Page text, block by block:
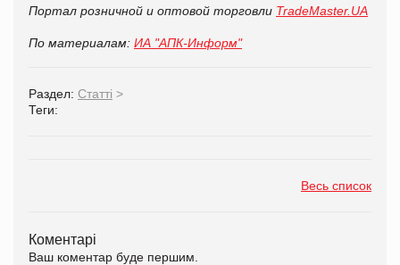
Портал розничной и оптовой торговли TradeMaster.UA
По материалам: ИА "АПК-Информ"
Раздел: Статті >
Теги:
Весь список
Коментарі
Ваш коментар буде першим.